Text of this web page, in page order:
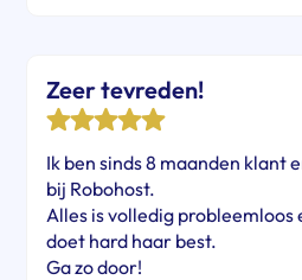
Zeer tevreden!
Ik ben sinds 8 maanden klant
bij Robohost.
Alles is volledig probleemloos
doet hard haar best.
Ga zo door!